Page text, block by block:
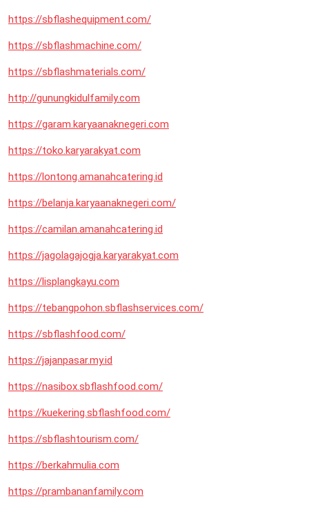
https://sbflashequipment.com/
https://sbflashmachine.com/
https://sbflashmaterials.com/
http://gunungkidulfamily.com
https://garam.karyaanaknegeri.com
https://toko.karyarakyat.com
https://lontong.amanahcatering.id
https://belanja.karyaanaknegeri.com/
https://camilan.amanahcatering.id
https://jagolagajogja.karyarakyat.com
https://lisplangkayu.com
https://tebangpohon.sbflashservices.com/
https://sbflashfood.com/
https://jajanpasar.my.id
https://nasibox.sbflashfood.com/
https://kuekering.sbflashfood.com/
https://sbflashtourism.com/
https://berkahmulia.com
https://prambananfamily.com